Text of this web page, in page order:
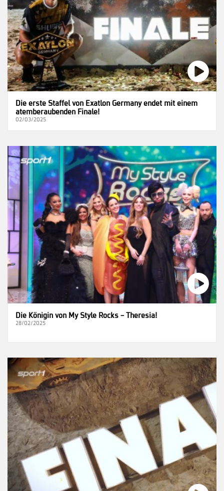
Die erste Staffel von Exatlon Germany endet mit einem
atemberaubenden Finale!
02/03/2025
Die Königin von My Style Rocks – Theresia!
28/02/2025